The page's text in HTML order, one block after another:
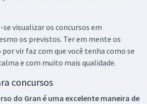
visualizar os concursos em
os previstos. Ter em mente os
vir faz com que você tenha como se
e com muito mais qualidade.
concursos
do Gran é uma excelente maneira de